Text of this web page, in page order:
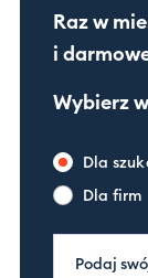
Raz w
i
Wybierz
Dla
Dla firm
Podaj